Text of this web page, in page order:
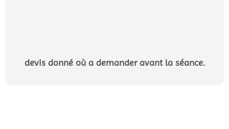
devis donné où a demander avant la séance.